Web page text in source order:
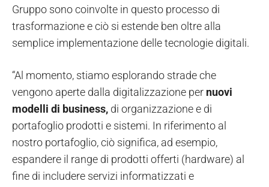
Gruppo sono coinvolte in questo processo di
trasformazione e ciò si estende ben oltre alla
semplice implementazione delle tecnologie digitali.
“Al momento, stiamo esplorando strade che
vengono aperte dalla digitalizzazione per nuovi
modelli di business, di organizzazione e di
portafoglio prodotti e sistemi. In riferimento al
nostro portafoglio, ciò significa, ad esempio,
espandere il range di prodotti offerti (hardware) al
fine di includere servizi informatizzati e